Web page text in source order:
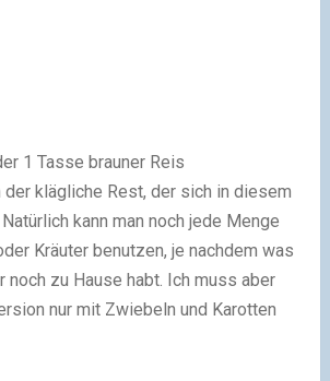
1 Tasse brauner Reis
klägliche Rest, der sich in diesem
kann man noch jede Menge
Kräuter benutzen, je nachdem was
noch zu Hause habt. Ich muss aber
nur mit Zwiebeln und Karotten